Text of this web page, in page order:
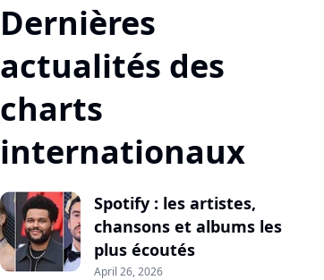
Dernières
actualités des
charts
internationaux
Spotify : les artistes,
chansons et albums les
plus écoutés
April 26, 2026